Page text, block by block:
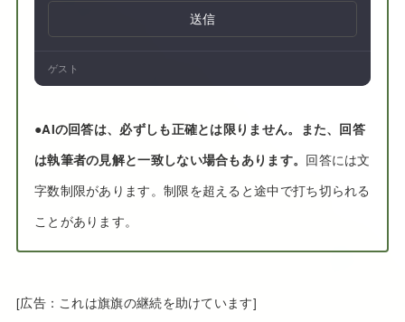
送信
ゲスト
●AIの回答は、必ずしも正確とは限りません。また、回答
は執筆者の見解と一致しない場合もあります。 回答には文
字数制限があります。制限を超えると途中で打ち切られる
ことがあります。
[広告：これは旗旗の継続を助けています]